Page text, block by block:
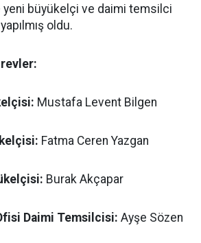
yeni büyükelçi ve daimi temsilci
oldu.
Mustafa Levent Bilgen
Fatma Ceren Yazgan
Burak Akçapar
Daimi Temsilcisi: Ayşe Sözen